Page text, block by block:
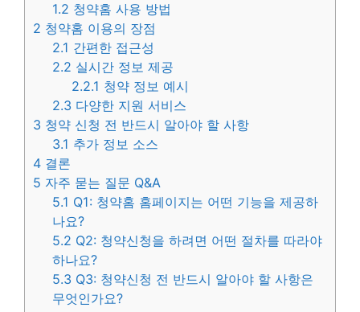
1.2 청약홈 사용 방법
2 청약홈 이용의 장점
2.1 간편한 접근성
2.2 실시간 정보 제공
2.2.1 청약 정보 예시
2.3 다양한 지원 서비스
3 청약 신청 전 반드시 알아야 할 사항
3.1 추가 정보 소스
4 결론
5 자주 묻는 질문 Q&A
5.1 Q1: 청약홈 홈페이지는 어떤 기능을 제공하
나요?
5.2 Q2: 청약신청을 하려면 어떤 절차를 따라야
하나요?
5.3 Q3: 청약신청 전 반드시 알아야 할 사항은
무엇인가요?